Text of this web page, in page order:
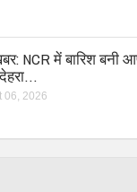
NCR में बारिश
06, 2026